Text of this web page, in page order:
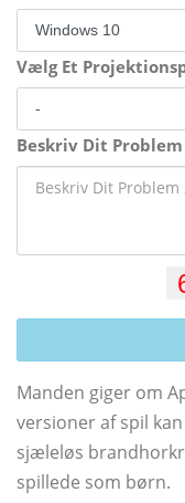
Vælg Et
Beskriv Dit Problem
Manden giger om
versioner af spil
sjæleløs
spillede som børn.